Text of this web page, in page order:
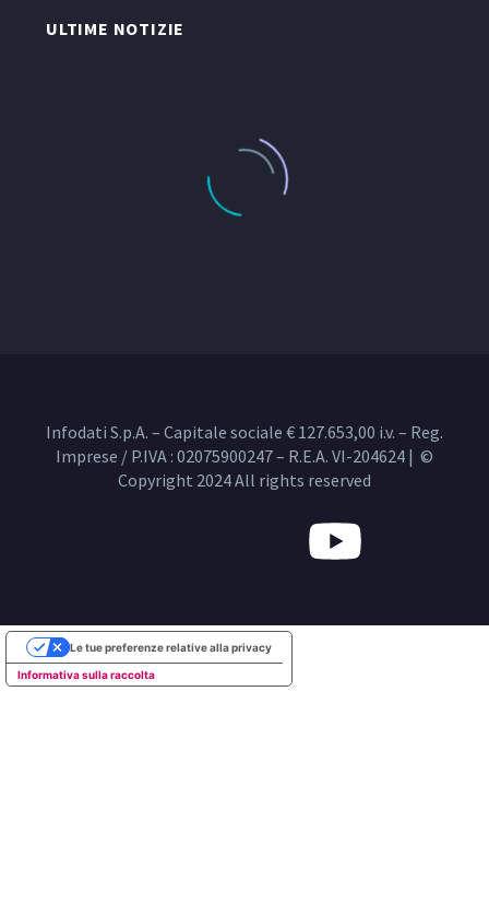
ULTIME NOTIZIE
Infodati S.p.A. – Capitale sociale € 127.653,00 i.v. – Reg.
Imprese / P.IVA : 02075900247 – R.E.A. VI-204624 | ©
Copyright 2024 All rights reserved
Informativa sulla raccolta
Le tue preferenze relative alla privacy